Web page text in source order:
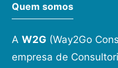
Quem somos
A W2G (Way2Go
empresa de